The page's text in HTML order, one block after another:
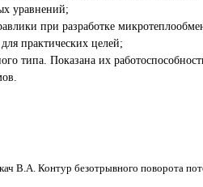
уравнений;
при разработке
практических целей;
типа. Показана их
В.А. Контур безотрывного поворота